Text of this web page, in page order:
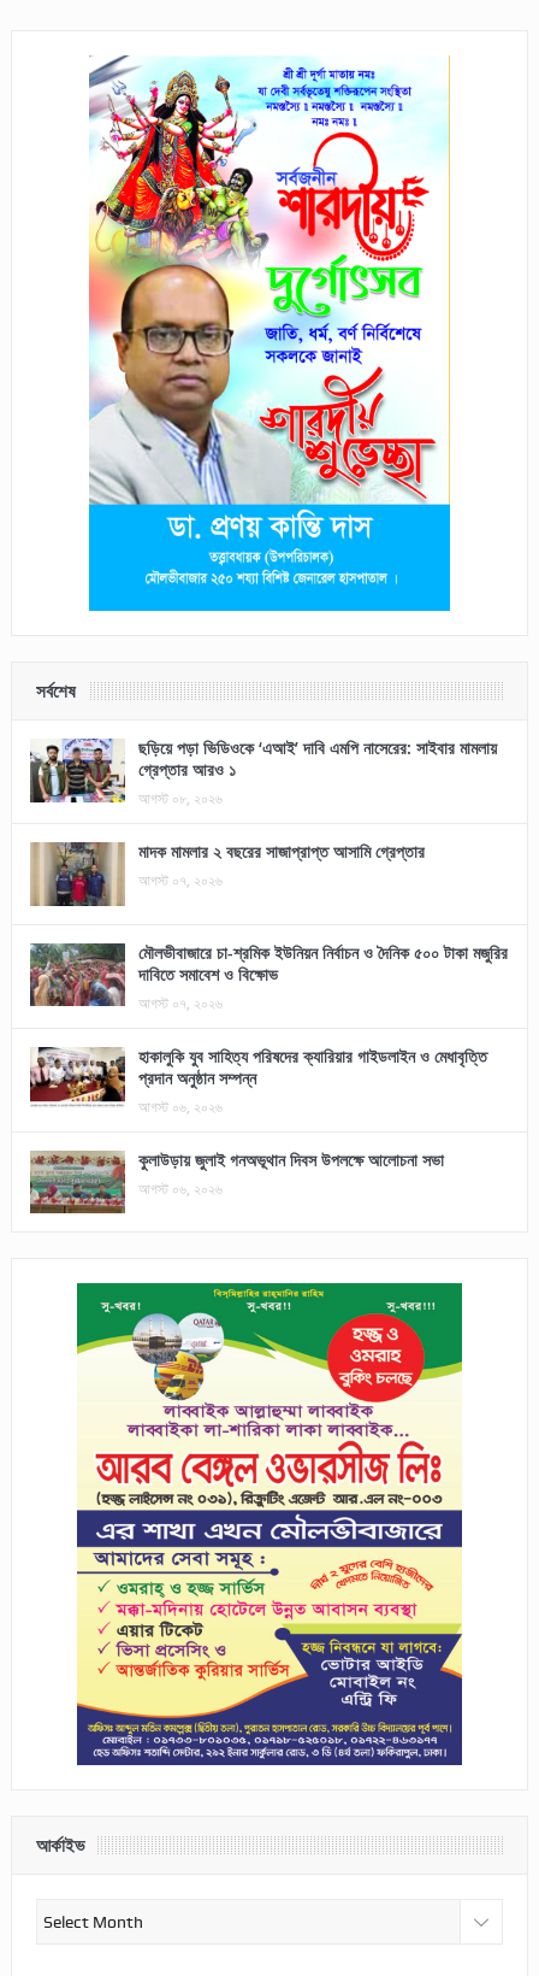
সর্বশেষ
ছড়িয়ে পড়া ভিডিওকে ‘এআই’ দাবি এমপি নাসেরের: সাইবার মামলায়
গ্রেপ্তার আরও ১
আগস্ট ০৮, ২০২৬
মাদক মামলার ২ বছরের সাজাপ্রাপ্ত আসামি গ্রেপ্তার
আগস্ট ০৭, ২০২৬
মৌলভীবাজারে চা-শ্রমিক ইউনিয়ন নির্বাচন ও দৈনিক ৫০০ টাকা মজুরির
দাবিতে সমাবেশ ও বিক্ষোভ
আগস্ট ০৭, ২০২৬
হাকালুকি যুব সাহিত্য পরিষদের ক্যারিয়ার গাইডলাইন ও মেধাবৃত্তি
প্রদান অনুষ্ঠান সম্পন্ন
আগস্ট ০৬, ২০২৬
কুলাউড়ায় জুলাই গনঅভূথান দিবস উপলক্ষে আলোচনা সভা
আগস্ট ০৬, ২০২৬
আর্কাইভ
আর্কাইভ